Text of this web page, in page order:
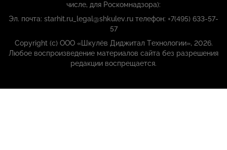
числе, для Роскомнадзора):
Эл. почта: starhit.ru_legal@shkulev.ru телефон: +7(495) 633-57-
57
Copyright (с) ООО «Шкулёв Диджитал Технологии», 2026.
Любое воспроизведение материалов сайта без разрешения
редакции воспрещается.